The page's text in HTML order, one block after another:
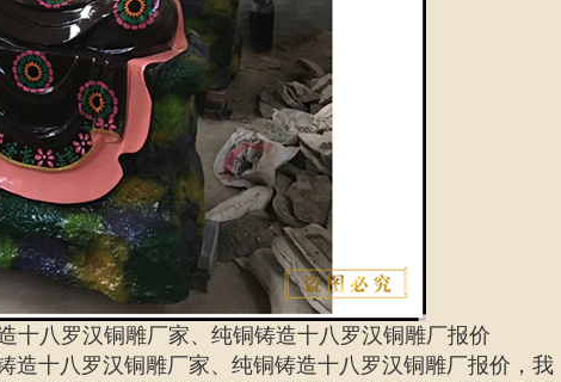
十八罗汉铜雕厂家、纯铜铸造十八罗汉铜雕厂报价
造十八罗汉铜雕厂家、 纯铜铸造十八罗汉铜雕厂报价 ，我